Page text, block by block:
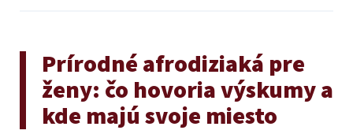
Prírodné afrodiziaká pre
ženy: čo hovoria výskumy a
kde majú svoje miesto